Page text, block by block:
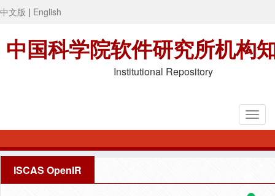
中文版 | English
中国科学院软件研究所机构
Institutional Repository
ISCAS OpenIR